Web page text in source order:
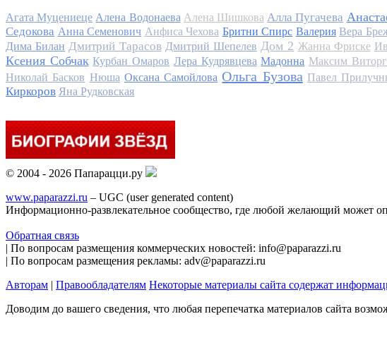
Агата Муцениеце Алена Водонаева Алена Шишкова Алла Пугачева
Седокова Анна Семенович Анфиса Чехова Бритни Спирс Валерия Вера
Дима Билан Дмитрий Тарасов Дмитрий Шепелев Дом 2 Жанна Фриске
Ксения Собчак Курбан Омаров Лера Кудрявцева Мадонна Максим
Николай Басков Нюша Оксана Самойлова Ольга Бузова Павел
Киркоров Яна Рудковская
© 2004 - 2026 Папарацци.ру
www.paparazzi.ru – UGC (user generated content)
Информационно-развлекательное сообщество, где любой желающий может
Обратная связь
| По вопросам размещения коммерческих новостей: info@paparazzi.ru
| По вопросам размещения рекламы: adv@paparazzi.ru
Авторам | Правообладателям Некоторые материалы сайта содержат
Доводим до вашего сведения, что любая перепечатка материалов сайта